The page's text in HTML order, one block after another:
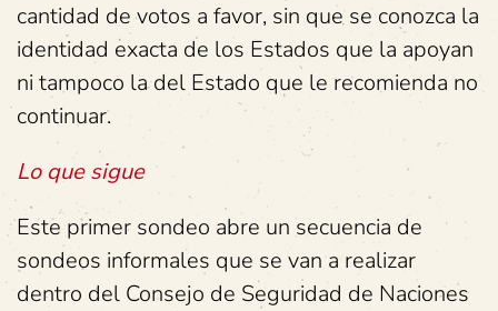
cantidad de votos a favor, sin que se conozca la
identidad exacta de los Estados que la apoyan
ni tampoco la del Estado que le recomienda no
continuar.
Lo que sigue
Este primer sondeo abre un secuencia de
sondeos informales que se van a realizar
dentro del Consejo de Seguridad de Naciones